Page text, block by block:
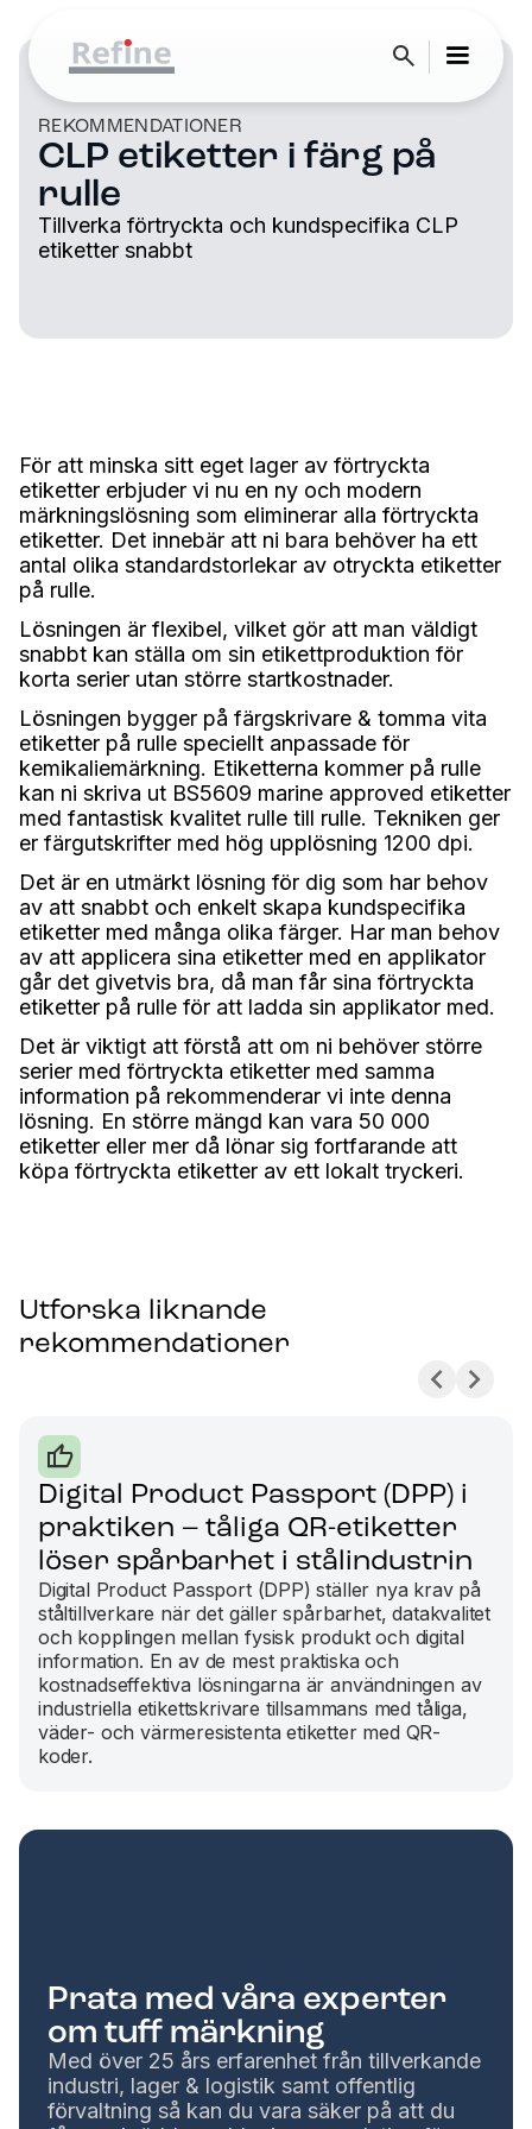
REKOMMENDATIONER
CLP etiketter i färg på
rulle
Tillverka förtryckta och kundspecifika CLP
etiketter snabbt
För att minska sitt eget lager av förtryckta
etiketter erbjuder vi nu en ny och modern
märkningslösning som eliminerar alla förtryckta
etiketter. Det innebär att ni bara behöver ha ett
antal olika standardstorlekar av otryckta etiketter
på rulle.
Lösningen är flexibel, vilket gör att man väldigt
snabbt kan ställa om sin etikettproduktion för
korta serier utan större startkostnader.
Lösningen bygger på färgskrivare & tomma vita
etiketter på rulle speciellt anpassade för
kemikaliemärkning. Etiketterna kommer på rulle
kan ni skriva ut BS5609 marine approved etiketter
med fantastisk kvalitet rulle till rulle. Tekniken ger
er färgutskrifter med hög upplösning 1200 dpi.
Det är en utmärkt lösning för dig som har behov
av att snabbt och enkelt skapa kundspecifika
etiketter med många olika färger. Har man behov
av att applicera sina etiketter med en applikator
går det givetvis bra, då man får sina förtryckta
etiketter på rulle för att ladda sin applikator med.
Det är viktigt att förstå att om ni behöver större
serier med förtryckta etiketter med samma
information på rekommenderar vi inte denna
lösning. En större mängd kan vara 50 000
etiketter eller mer då lönar sig fortfarande att
köpa förtryckta etiketter av ett lokalt tryckeri.
Utforska liknande
rekommendationer
Digital Product Passport (DPP) i
praktiken – tåliga QR-etiketter
löser spårbarhet i stålindustrin
Digital Product Passport (DPP) ställer nya krav på
ståltillverkare när det gäller spårbarhet, datakvalitet
och kopplingen mellan fysisk produkt och digital
information. En av de mest praktiska och
kostnadseffektiva lösningarna är användningen av
industriella etikettskrivare tillsammans med tåliga,
väder- och värmeresistenta etiketter med QR-
koder.
Prata med våra experter
om tuff märkning
Med över 25 års erfarenhet från tillverkande
industri, lager & logistik samt offentlig
förvaltning så kan du vara säker på att du